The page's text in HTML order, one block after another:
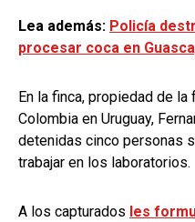
Lea además: Policía
procesar coca en
En la finca, propiedad de
Colombia en Uruguay,
detenidas cinco personas
trabajar en los laboratorios.
A los capturados les